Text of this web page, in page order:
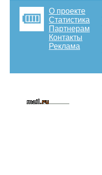
О проекте
Статистика
Партнерам
Контакты
Реклама